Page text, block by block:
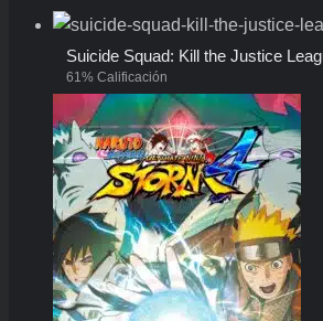
Suicide Squad: Kill the Justice
61% Calificación